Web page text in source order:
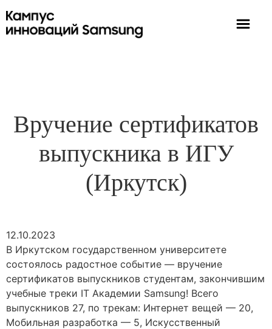
Вручение сертификатов
выпускника в ИГУ
(Иркутск)
12.10.2023
В Иркутском государственном университете
состоялось радостное событие — вручение
сертификатов выпускников студентам, закончившим
учебные треки IT Академии Samsung! Всего
выпускников 27, по трекам: Интернет вещей — 20,
Мобильная разработка — 5, Искусственный